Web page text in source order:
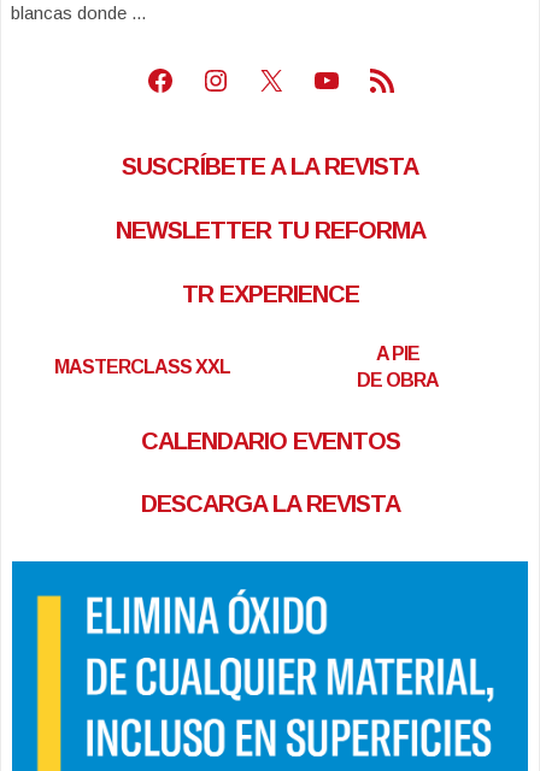
blancas donde ...
Facebook
Instagram
X Youtube
Feed RSS
SUSCRÍBETE A LA REVISTA
NEWSLETTER TU REFORMA
TR EXPERIENCE
MASTERCLASS XXL
A PIE
DE OBRA
CALENDARIO EVENTOS
DESCARGA LA REVISTA